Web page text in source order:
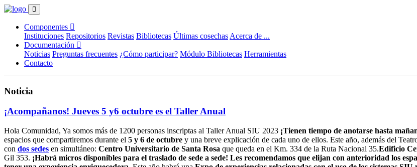
Componentes
Instituciones Repositorios Revistas Bibliotecas Últimas cosechas Acerca de ...
Documentación
Noticias Preguntas frecuentes ¿Cómo participar? Módulo Bibliotecas Herramientas
Contacto
Noticia
¡Acompañanos! Jueves 5 y6 octubre es el Taller Anual
Hola Comunidad, Ya somos más de 1200 personas inscriptas al Taller Anual SIU 2023 ¡Tienen tiempo de anotarse hasta
espacios que compartiremos durante el 5 y 6 de octubre y una breve explicación de cada uno de ellos. Este año, además del
con dos sedes en simultáneo: Centro Universitario de Santa Rosa que queda en el Km. 334 de la Ruta Nacional 35.Edificio
Gil 353. ¡Habrá micros disponibles para el traslado de sede a sede! Les recomendamos que elijan con anterioridad los